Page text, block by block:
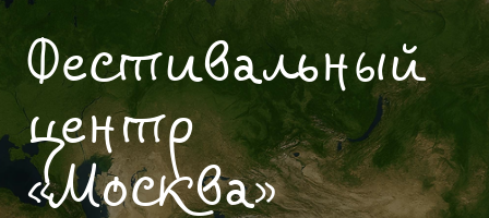
Фестивальный
центр
«Москва»